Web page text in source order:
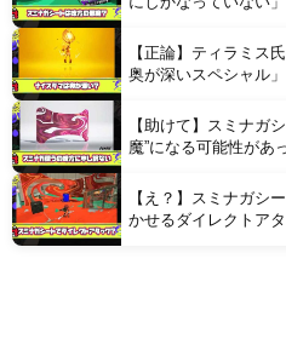
【正論】ティラミス
奥が深いスペシャル」
【助けて】スミナガ
魔”になる可能性があ
【え？】スミナガシ
かせるダイレクトア